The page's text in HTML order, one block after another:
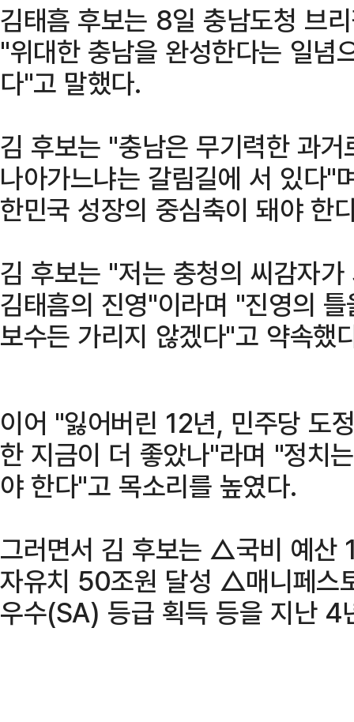
김태흠 후보는 8일 충남도청 브
"위대한 충남을 완성한다는 일념
다"고 말했다.
김 후보는 "충남은 무기력한 과
나아가느냐는 갈림길에 서 있다"
한민국 성장의 중심축이 돼야 한
김 후보는 "저는 충청의 씨감자
김태흠의 진영"이라며 "진영의
보수든 가리지 않겠다"고 약속했
이어 "잃어버린 12년, 민주당 도
한 지금이 더 좋았나"라며 "정치
야 한다"고 목소리를 높였다.
그러면서 김 후보는 △국비 예
자유치 50조원 달성 △매니페스
우수(SA) 등급 획득 등을 지난 4